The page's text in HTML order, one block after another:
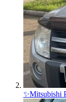
✨Mitsubishi